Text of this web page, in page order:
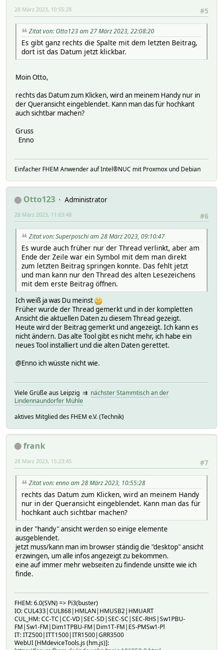
#5
28 März 2023, 10:55:28
Zitat von: Otto123 am 27 März 2023, 22:08:20
Es gibt ganz rechts die Spalte mit dem letzten Beitrag,
dort ist das Datum jetzt klickbar.
Moin Otto,
rechts das Datum zum Klicken, wird an meinem Handy nur in
der Queransicht eingeblendet. Kann man das für hochkant
auch sichtbar machen?
Gruss
Enno
Einfacher FHEM Anwender auf Intel®NUC mit Proxmox und Debian
Otto123
Administrator
#6
28 März 2023, 11:03:48
Zitat von: Superposchi am 28 März 2023, 09:10:47
Es wurde auch früher nur der Thread verlinkt, aber am
Ende der Zeile war ein Symbol mit dem man direkt
zum letzten Beitrag springen konnte. Das fehlt jetzt
und man kann nur den Thread des alten Lesezeichens
mit dem erste Beitrag öffnen.
Ich weiß ja was Du meinst
Früher wurde der Thread gemerkt und in der kompletten
Ansicht die aktuellen Daten zu diesem Thread gezeigt.
Heute wird der Beitrag gemerkt und angezeigt. Ich kann es
nicht ändern. Das alte Tool gibt es nicht mehr, ich habe ein
neues Tool installiert und die alten Daten gerettet.
@Enno ich wüsste nicht wie.
Viele Grüße aus Leipzig ⇉ nächster Stammtisch an der
Lindennaundorfer Mühle
aktives Mitglied des FHEM e.V. (Technik)
frank
#7
28 März 2023, 15:23:45
Zitat von: enno am 28 März 2023, 10:55:28
rechts das Datum zum Klicken, wird an meinem Handy
nur in der Queransicht eingeblendet. Kann man das für
hochkant auch sichtbar machen?
in der "handy" ansicht werden so einige elemente
ausgeblendet.
jetzt muss/kann man im browser ständig die "desktop" ansicht
erzwingen, um alle infos angezeigt zu bekommen.
eine auf immer mehr webseiten zu findende unsitte wie ich
finde.
FHEM: 6.0(SVN) => Pi3(buster)
IO: CUL433|CUL868|HMLAN|HMUSB2|HMUART
CUL_HM: CC-TC|CC-VD|SEC-SD|SEC-SC|SEC-RHS|Sw1PBU-
FM|Sw1-FM|Dim1TPBU-FM|Dim1T-FM|ES-PMSw1-Pl
IT: ITZ500|ITT1500|ITR1500|GRR3500
WebUI [HMdeviceTools.js (hm.js)]: